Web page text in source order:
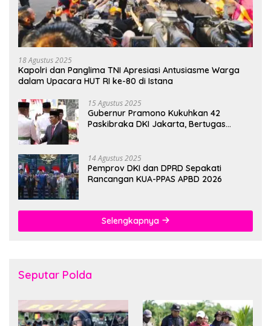
18 Agustus 2025
Kapolri dan Panglima TNI Apresiasi Antusiasme Warga
dalam Upacara HUT RI ke-80 di Istana
15 Agustus 2025
Gubernur Pramono Kukuhkan 42
Paskibraka DKI Jakarta, Bertugas
14 Agustus 2025
Pemprov DKI dan DPRD Sepakati
Rancangan KUA-PPAS APBD 2026
Selengkapnya
Seputar Polda